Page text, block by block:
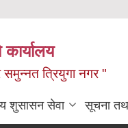
समुन्नत त्रियुगा नगर "
शुसासन सेवा सूचना